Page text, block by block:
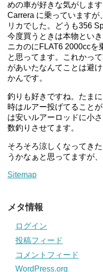
めの車が好きな気がしま
Carrera に乗っています
リカでした。どうも356
今度買うときは本物とい
ニカのにFLAT6 2000ccを
と思ってます。これかっ
があいたなんてことは避
かんです。
釣りも好きですね。たま
時はルアー投げてること
は安いルアーロッドに小
数釣りさせてます。
そろそろ涼しくなってき
うかなぁと思ってますが
Sitemap
メタ情報
ログイン
投稿フィード
コメントフィード
WordPress.org